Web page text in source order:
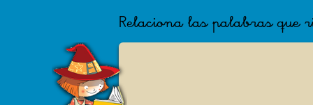
Relaciona las palabras que